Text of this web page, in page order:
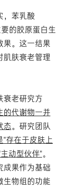
，苯乳酸
的胶原蛋白生
果。这一结果
肌肤衰老管理
衰老研究方
的代谢物一并
态。研究团队
"存在于皮肤上
动型伙伴"。
成果作为基础
生物组的功能